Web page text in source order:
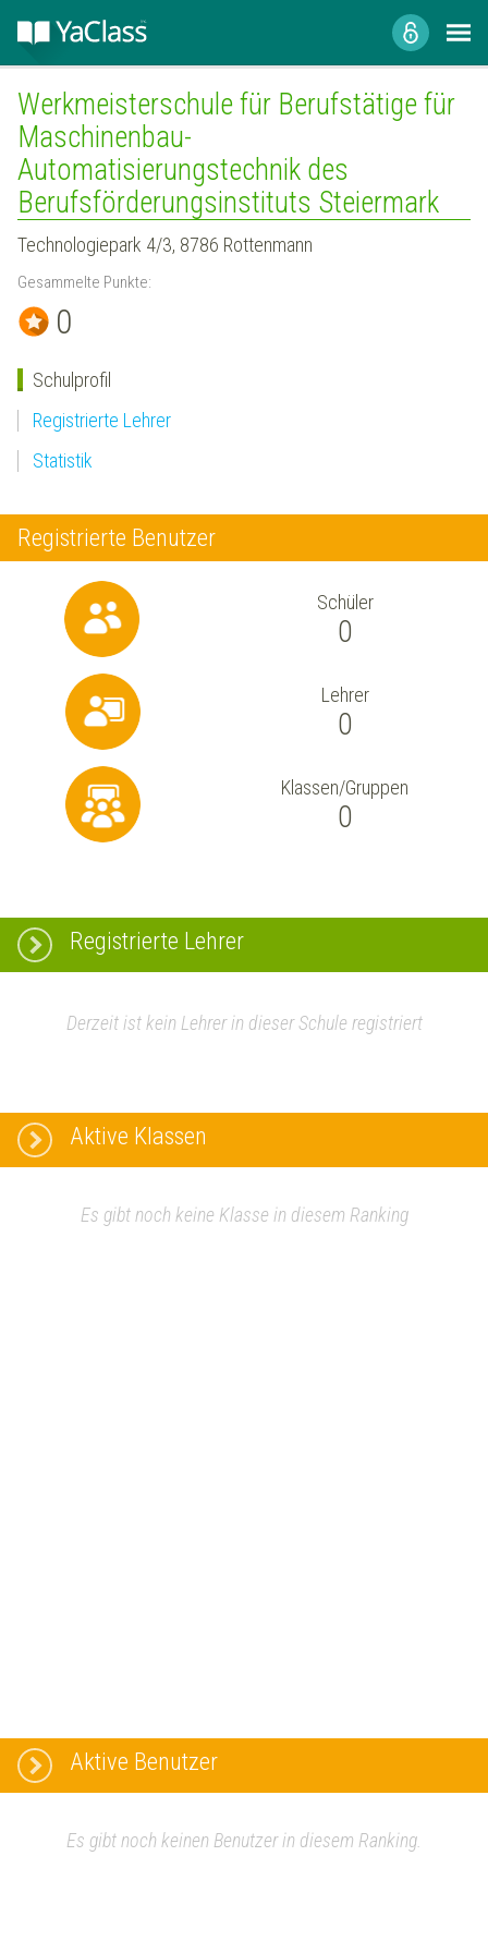
Werkmeisterschule für Berufstätige für
Maschinenbau-
Automatisierungstechnik des
Berufsförderungsinstituts Steiermark
Technologiepark 4/3, 8786 Rottenmann
Gesammelte Punkte:
0
Schulprofil
Registrierte Lehrer
Statistik
Registrierte Benutzer
Schüler
0
Lehrer
0
Klassen/Gruppen
0
Registrierte Lehrer
Derzeit ist kein Lehrer in dieser Schule registriert
Aktive Klassen
Es gibt noch keine Klasse in diesem Ranking
Aktive Benutzer
Es gibt noch keinen Benutzer in diesem Ranking.